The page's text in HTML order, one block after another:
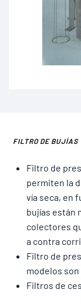
FILTRO DE BUJÍAS
Filtro de
permiten la
vía seca, en
bujías están
colectores
a contra
Filtro de
modelos son
Filtros de